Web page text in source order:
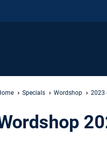
Specials Wordshop 2023